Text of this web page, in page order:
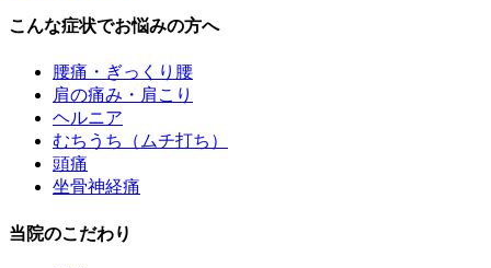
こんな症状でお悩みの方へ
腰痛・ぎっくり腰
肩の痛み・肩こり
ヘルニア
むちうち（ムチ打ち）
頭痛
坐骨神経痛
当院のこだわり